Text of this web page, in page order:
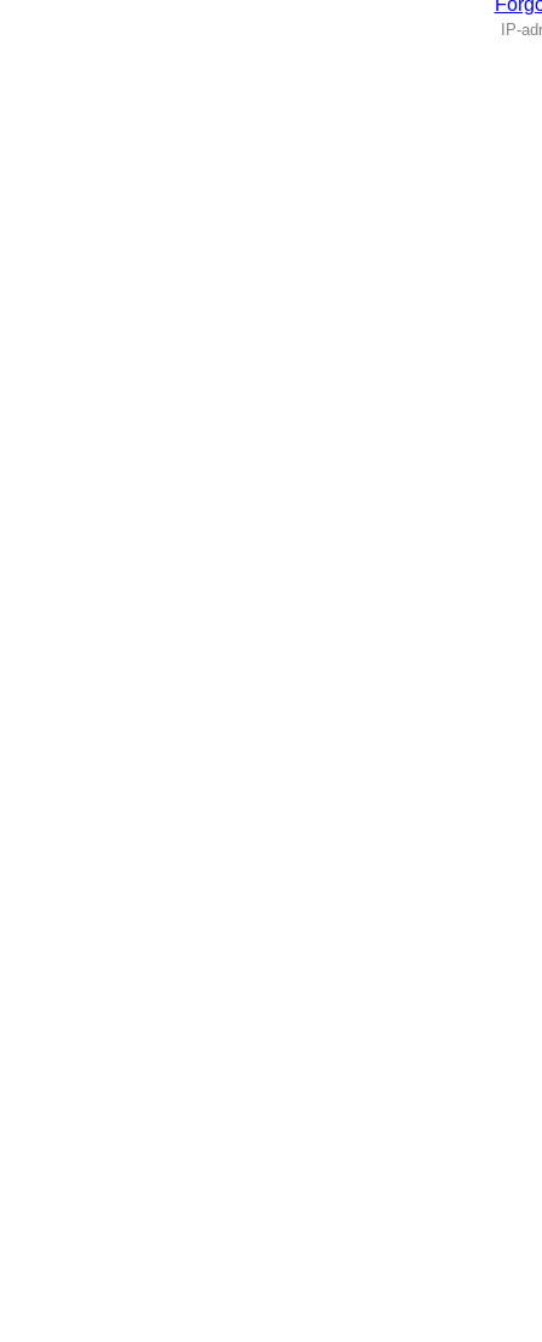
IP-